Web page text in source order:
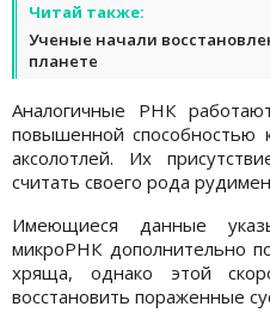
Читай также:
Ученые начали
планете
Аналогичные РНК
повышенной
аксолотлей. Их
считать своего рода
Имеющиеся данные
микроРНК дополнительно
хряща, однако этой
восстановить пораженные